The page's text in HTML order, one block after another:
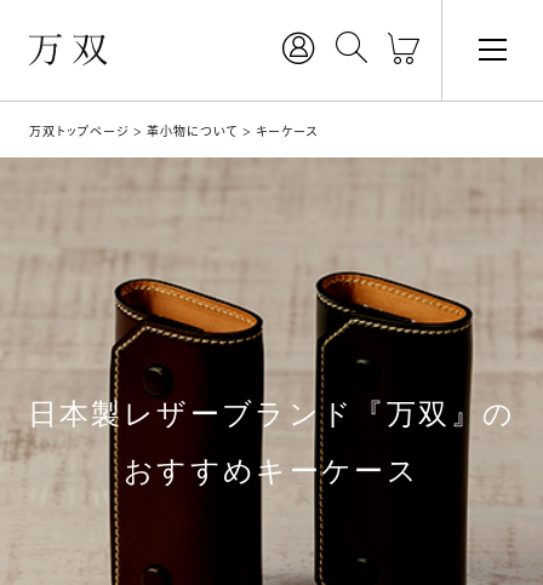
万双トップページ 革小物について キーケース
日本製レザーブランド『万双』の
おすすめキーケース